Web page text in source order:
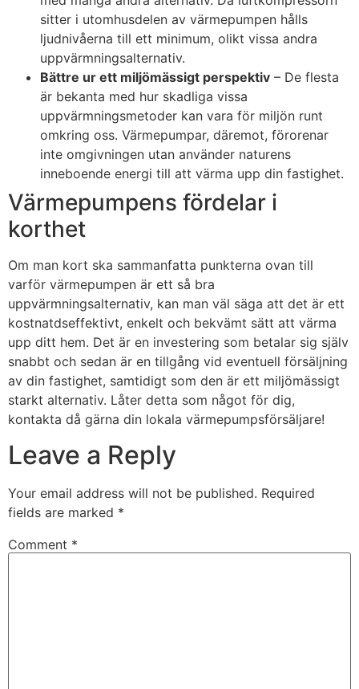
sitter i utomhusdelen av värmepumpen hålls
ljudnivåerna till ett minimum, olikt vissa andra
uppvärmningsalternativ.
Bättre ur ett miljömässigt perspektiv – De flesta
är bekanta med hur skadliga vissa
uppvärmningsmetoder kan vara för miljön runt
omkring oss. Värmepumpar, däremot, förorenar
inte omgivningen utan använder naturens
inneboende energi till att värma upp din fastighet.
Värmepumpens fördelar i
korthet
Om man kort ska sammanfatta punkterna ovan till
varför värmepumpen är ett så bra
uppvärmningsalternativ, kan man väl säga att det är ett
kostnatdseffektivt, enkelt och bekvämt sätt att värma
upp ditt hem. Det är en investering som betalar sig själv
snabbt och sedan är en tillgång vid eventuell försäljning
av din fastighet, samtidigt som den är ett miljömässigt
starkt alternativ. Låter detta som något för dig,
kontakta då gärna din lokala värmepumpsförsäljare!
Leave a Reply
Your email address will not be published. Required
fields are marked *
Comment *